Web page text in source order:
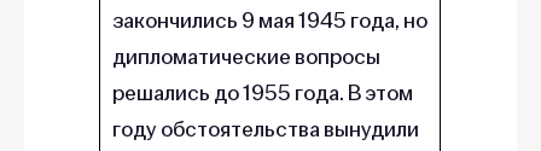
закончились 9 мая 1945 года, но
дипломатические вопросы
решались до 1955 года. В этом
году обстоятельства вынудили